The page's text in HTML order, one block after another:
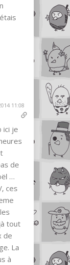
11:08
ici je
de
…
ces
tout
de
La
à